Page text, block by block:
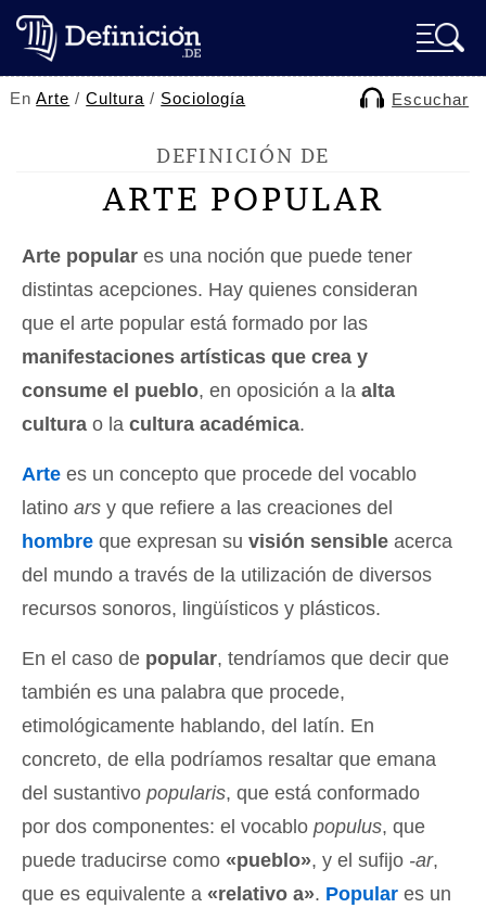
EnArte /Cultura / Sociología Escuchar
DEFINICIÓN DE
ARTE POPULAR
Arte popular es una noción que puede tener
distintas acepciones. Hay quienes consideran
que el arte popular está formado por las
manifestaciones artísticas que crea y
consume el pueblo, en oposición a la alta
cultura o la cultura académica.
Arte es un concepto que procede del vocablo
latino ars y que refiere a las creaciones del
hombre que expresan su visión sensible acerca
del mundo a través de la utilización de diversos
recursos sonoros, lingüísticos y plásticos.
En el caso de popular, tendríamos que decir que
también es una palabra que procede,
etimológicamente hablando, del latín. En
concreto, de ella podríamos resaltar que emana
del sustantivo popularis, que está conformado
por dos componentes: el vocablo populus, que
puede traducirse como «pueblo», y el sufijo -ar,
que es equivalente a «relativo a». Popular es un